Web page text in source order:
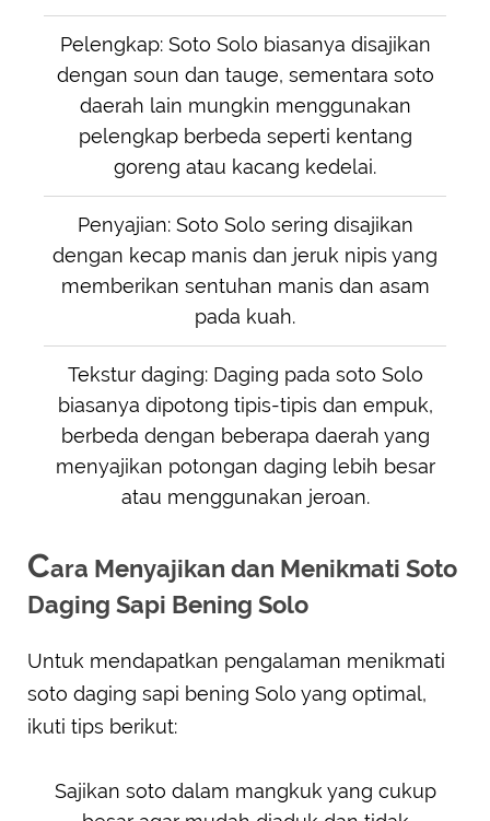
Pelengkap: Soto Solo biasanya disajikan
dengan soun dan tauge, sementara soto
daerah lain mungkin menggunakan
pelengkap berbeda seperti kentang
goreng atau kacang kedelai.
Penyajian: Soto Solo sering disajikan
dengan kecap manis dan jeruk nipis yang
memberikan sentuhan manis dan asam
pada kuah.
Tekstur daging: Daging pada soto Solo
biasanya dipotong tipis-tipis dan empuk,
berbeda dengan beberapa daerah yang
menyajikan potongan daging lebih besar
atau menggunakan jeroan.
Cara Menyajikan dan Menikmati Soto
Daging Sapi Bening Solo
Untuk mendapatkan pengalaman menikmati
soto daging sapi bening Solo yang optimal,
ikuti tips berikut:
Sajikan soto dalam mangkuk yang cukup